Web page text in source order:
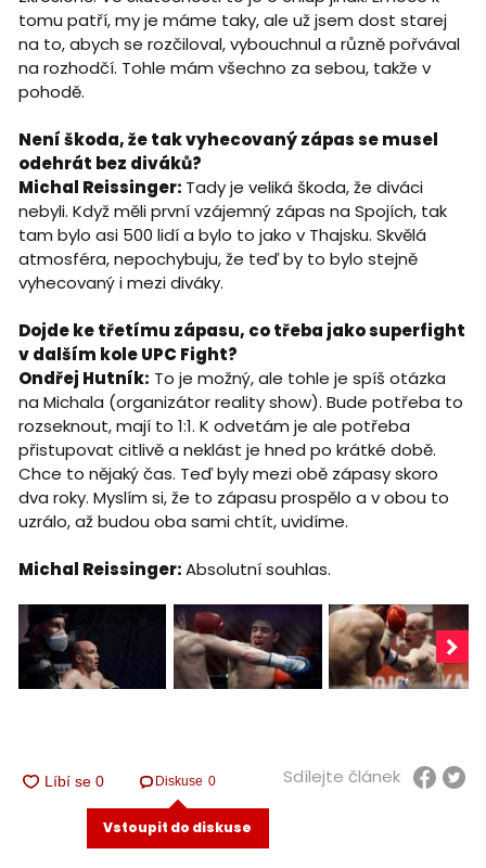
tomu patří, my je máme taky, ale už jsem dost starej
na to, abych se rozčiloval, vybouchnul a různě pořvával
na rozhodčí. Tohle mám všechno za sebou, takže v
pohodě.
Není škoda, že tak vyhecovaný zápas se musel
odehrát bez diváků?
Michal Reissinger: Tady je veliká škoda, že diváci
nebyli. Když měli první vzájemný zápas na Spojích, tak
tam bylo asi 500 lidí a bylo to jako v Thajsku. Skvělá
atmosféra, nepochybuju, že teď by to bylo stejně
vyhecovaný i mezi diváky.
Dojde ke třetímu zápasu, co třeba jako superfight
v dalším kole UPC Fight?
Ondřej Hutník: To je možný, ale tohle je spíš otázka
na Michala (organizátor reality show). Bude potřeba to
rozseknout, mají to 1:1. K odvetám je ale potřeba
přistupovat citlivě a neklást je hned po krátké době.
Chce to nějaký čas. Teď byly mezi obě zápasy skoro
dva roky. Myslím si, že to zápasu prospělo a v obou to
uzrálo, až budou oba sami chtít, uvidíme.
Michal Reissinger:Absolutní souhlas.
Diskuse 0
Vstoupit do diskuse
Sdílejte článek